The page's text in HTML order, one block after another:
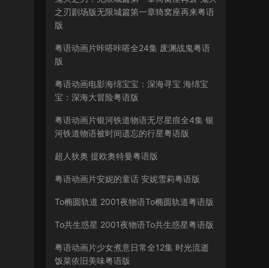
之刃剧场版无限城篇第一章猗窝座再来粤语
版
粤语动画片咔嗒咔嗒全24集 废渊战鬼粤语
版
粤语动画电影海绵宝宝：深海寻宝 海绵宝
宝：深海大冒险粤语版
粤语动画片银河铁道物语无尽星痕全4集 银
河铁道物语被时间遗忘的行星粤语版
超人狄奥 提欧奥特曼粤语版
粤语动画片安妮的童话 安妮雪莉粤语版
To椭圆轨道 2001夜物语To椭圆轨道粤语版
To共生惑星 2001夜物语To共生惑星粤语版
粤语动画片少女煮意日常全12集 时光流逝
饭菜依旧美味粤语版